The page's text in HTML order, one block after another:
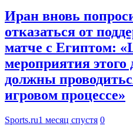
Иран вновь
отказаться от
матче с Египтом:
мероприятия
должны
игровом процессе»
Sports.ru1 месяц спустя 0